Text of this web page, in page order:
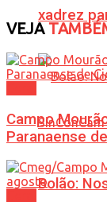
xadrez
Bolão:
VEJA
Campo
Paranaense